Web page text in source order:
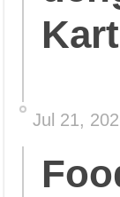
Jul 21,